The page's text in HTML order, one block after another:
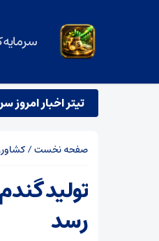
تیتر اخبار امروز
ترور اسماعیل هنیه و تاثیر آن بر
صفحه نخست/
رسد